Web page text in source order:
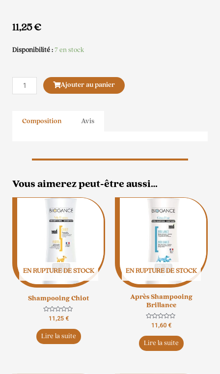
11,25€
Disponibilité :7 en stock
quantité
de
Poils
Ajouter au panier
Composition Avis
Vous aimerez peut-être aussi…
EN RUPTURE DE STOCK
Shampooing Chiot
Note
sur
5
11,25 €
Lire la suite
EN RUPTURE DE STOCK
Après Shampooing
Brillance
Note
sur
5
11,60 €
Lire la suite